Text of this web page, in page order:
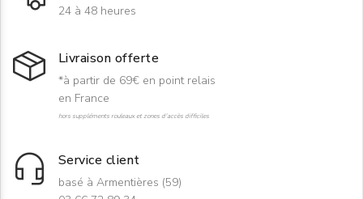
24 à 48 heures
Livraison offerte
*à partir de 69€ en point relais
en France
hors suppléments rouleaux et zones d'accès difficiles
Service client
basé à Armentières (59)